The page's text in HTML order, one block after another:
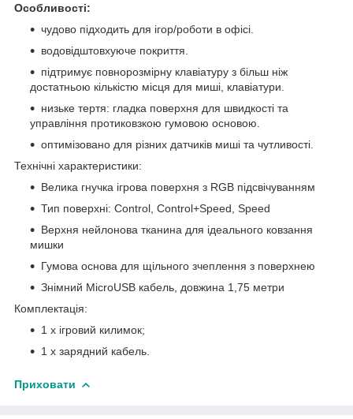
Особливості:
чудово підходить для ігор/роботи в офісі.
водовідштовхуюче покриття.
підтримує повнорозмірну клавіатуру з більш ніж
достатньою кількістю місця для миші, клавіатури.
низьке тертя: гладка поверхня для швидкості та
управління протиковзкою гумовою основою.
оптимізовано для різних датчиків миші та чутливості.
Технічні характеристики:
Велика гнучка ігрова поверхня з RGB підсвічуванням
Тип поверхні: Control, Control+Speed, Speed
Верхня нейлонова тканина для ідеального ковзання
мишки
Гумова основа для щільного зчеплення з поверхнею
Знімний MicroUSB кабель, довжина 1,75 метри
Комплектація:
1 x ігровий килимок;
1 х зарядний кабель.
Приховати